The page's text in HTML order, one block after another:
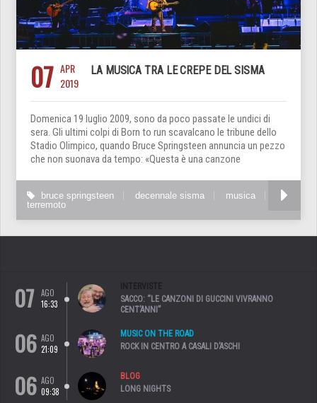
07 APR
2019
LA MUSICA TRA LE CREPE DEL SISMA
Domenica 19 luglio 2009, sono da poco passate le undici di
sera. Gli ultimi colpi di Born to run scavalcano le tribune dello
Stadio Olimpico, quando Bruce Springsteen annuncia un pezzo
che non suonava da tempo: «Questa è una canzone
bruce springsteen decennale sisma
musica
terremoto
07
AGO
16:33
INTERVISTE
SACCO: “LE CANZONI DI GUCCINI VIVRANNO
CENT’ANNI”
06 AGO
21:09
MUSIC ON THE ROAD
ROCK IN CENTRO A CASALI D’ASCHI
06 AGO
09:38
BLOG
LONG NIGHTS